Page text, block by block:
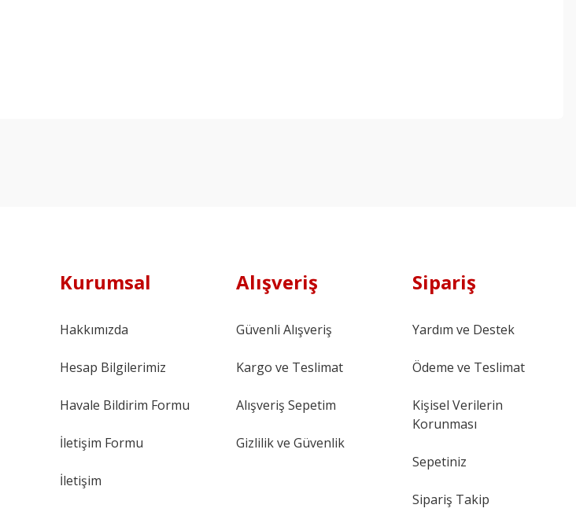
Kurumsal
Hakkımızda
Hesap Bilgilerimiz
Havale Bildirim Formu
İletişim Formu
İletişim
Alışveriş
Güvenli Alışveriş
Kargo ve Teslimat
Alışveriş Sepetim
Gizlilik ve Güvenlik
Sipariş
Yardım ve Destek
Ödeme ve Teslimat
Kişisel Verilerin
Korunması
Sepetiniz
Sipariş Takip